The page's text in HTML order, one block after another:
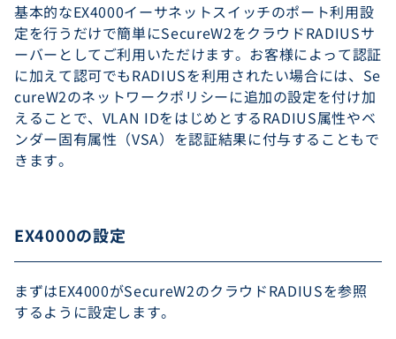
基本的なEX4000イーサネットスイッチのポート利用設
定を行うだけで簡単にSecureW2をクラウドRADIUSサ
ーバーとしてご利用いただけます。お客様によって認証
に加えて認可でもRADIUSを利用されたい場合には、Se
cureW2のネットワークポリシーに追加の設定を付け加
えることで、VLAN IDをはじめとするRADIUS属性やベ
ンダー固有属性（VSA）を認証結果に付与することもで
きます。
EX4000の設定
まずはEX4000がSecureW2のクラウドRADIUSを参照
するように設定します。